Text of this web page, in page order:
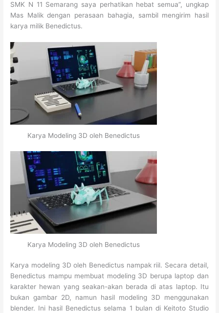
SMK N 11 Semarang saya perhatikan hebat semua”, ungkap
Mas Malik dengan perasaan bahagia, sambil mengirim hasil
karya milik Benedictus.
Karya Modeling 3D oleh Benedictus
Karya Modeling 3D oleh Benedictus
Karya modeling 3D oleh Benedictus nampak riil. Secara detail,
Benedictus mampu membuat modeling 3D berupa laptop dan
karakter hewan yang seakan-akan berada di atas laptop. Itu
bukan gambar 2D, namun hasil modeling 3D menggunakan
blender. Ini hasil Benedictus selama 1 bulan di Keitoto Studio